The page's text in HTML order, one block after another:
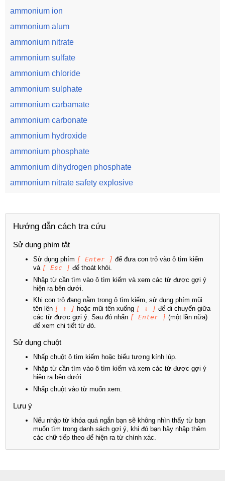
ammonium ion
ammonium alum
ammonium nitrate
ammonium sulfate
ammonium chloride
ammonium sulphate
ammonium carbamate
ammonium carbonate
ammonium hydroxide
ammonium phosphate
ammonium dihydrogen phosphate
ammonium nitrate safety explosive
Hướng dẫn cách tra cứu
Sử dụng phím tắt
Sử dụng phím [ Enter ] để đưa con trỏ vào ô tìm kiếm
và [ Esc ] để thoát khỏi.
Nhập từ cần tìm vào ô tìm kiếm và xem các từ được gợi ý
hiện ra bên dưới.
Khi con trỏ đang nằm trong ô tìm kiếm, sử dụng phím mũi
tên lên [ ↑ ] hoặc mũi tên xuống [ ↓ ] để di chuyển giữa
các từ được gợi ý. Sau đó nhấn [ Enter ] (một lần nữa)
để xem chi tiết từ đó.
Sử dụng chuột
Nhấp chuột ô tìm kiếm hoặc biểu tượng kính lúp.
Nhập từ cần tìm vào ô tìm kiếm và xem các từ được gợi ý
hiện ra bên dưới.
Nhấp chuột vào từ muốn xem.
Lưu ý
Nếu nhập từ khóa quá ngắn bạn sẽ không nhìn thấy từ bạn
muốn tìm trong danh sách gợi ý, khi đó bạn hãy nhập thêm
các chữ tiếp theo để hiện ra từ chính xác.